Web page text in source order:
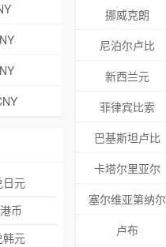
日元
币
韩元
挪威克朗
尼泊尔卢比
新西兰元
菲律宾比索
巴基斯坦卢比
卡塔尔里亚尔
塞尔维亚第纳尔
卢布